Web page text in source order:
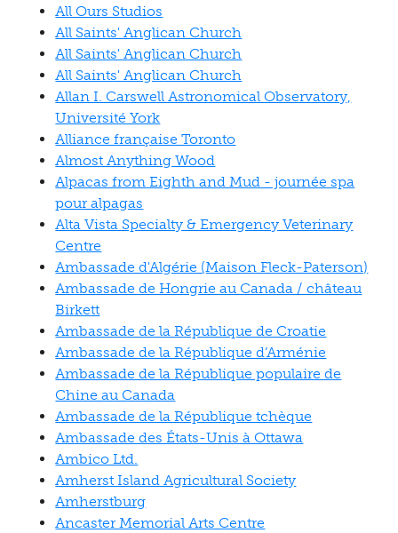
All Ours Studios
All Saints' Anglican Church
All Saints' Anglican Church
All Saints' Anglican Church
Allan I. Carswell Astronomical Observatory,
Université York
Alliance française Toronto
Almost Anything Wood
Alpacas from Eighth and Mud - journée spa
pour alpagas
Alta Vista Specialty & Emergency Veterinary
Centre
Ambassade d'Algérie (Maison Fleck-Paterson)
Ambassade de Hongrie au Canada / château
Birkett
Ambassade de la République de Croatie
Ambassade de la République d’Arménie
Ambassade de la République populaire de
Chine au Canada
Ambassade de la République tchèque
Ambassade des États-Unis à Ottawa
Ambico Ltd.
Amherst Island Agricultural Society
Amherstburg
Ancaster Memorial Arts Centre